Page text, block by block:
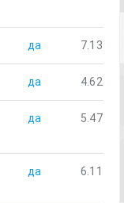
да 7.13
да 4.62
да 5.47
да 6.11